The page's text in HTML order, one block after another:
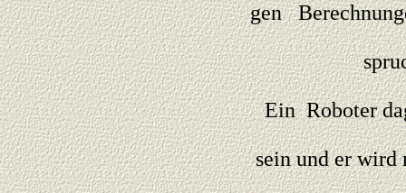
gen
Ein Roboter
sein und er wird